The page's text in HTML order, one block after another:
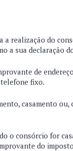
a realização do
a sua declaração
de
telefone fixo.
casamento
o consórcio for
do